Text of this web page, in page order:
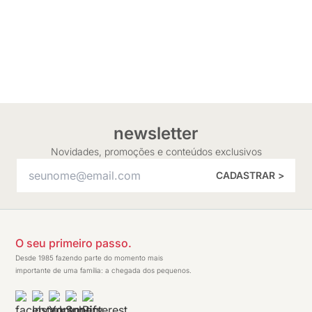
newsletter
Novidades, promoções e conteúdos exclusivos
CADASTRAR >
O seu primeiro passo.
Desde 1985 fazendo parte do momento mais
importante de uma família: a chegada dos pequenos.